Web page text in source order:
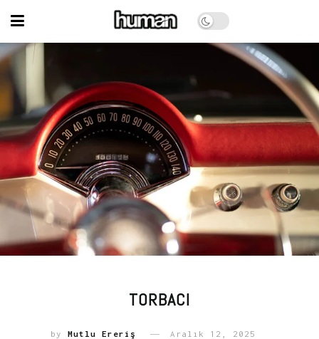
TORBACI
by Mutlu Ereriş
Aralık 12, 2025